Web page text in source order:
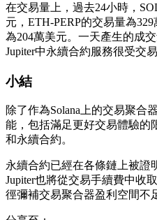
在交易量上，過去24小時，
元，ETH-PERP的交易量為
為204萬美元。一天產生的成
Jupiter中永續合約服務很受交易
小結
除了作為Solana上的交易聚合
能，包括滿足更好交易體驗的
和永續合約。
永續合約已經在各條鏈上被證
Jupiter也將從交易手續費中收
徑彌補交易聚合器盈利空間不